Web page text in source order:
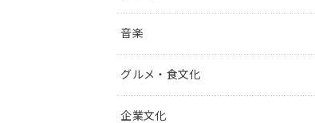
音楽
グルメ・食文化
企業文化